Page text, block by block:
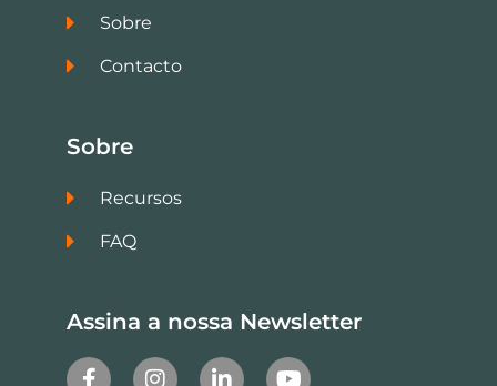
Sobre
Contacto
Sobre
Recursos
FAQ
Assina a nossa Newsletter